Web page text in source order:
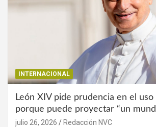
INTERNACIONAL
León XIV pide prudencia en el uso
porque puede proyectar “un
julio 26, 2026 Redacción NVC